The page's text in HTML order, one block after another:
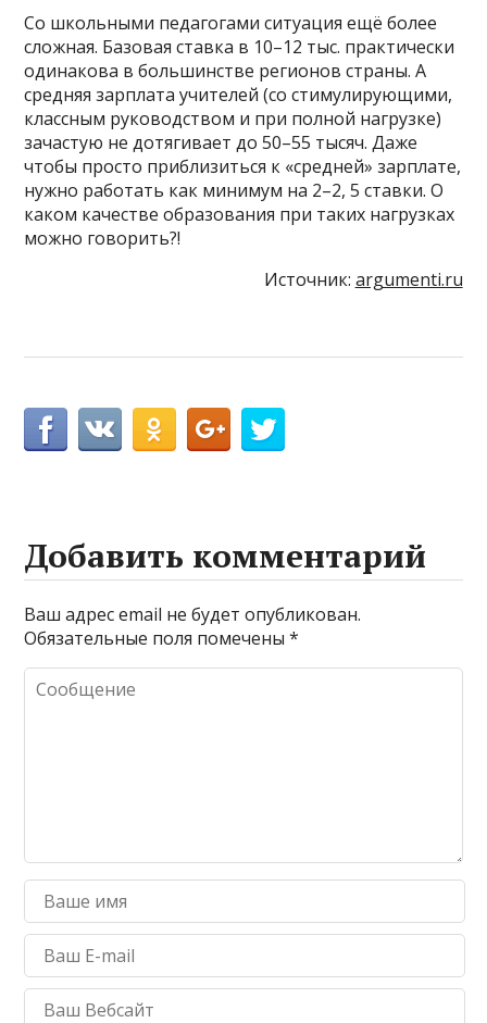
Со школьными педагогами ситуация ещё более
сложная. Базовая ставка в 10–12 тыс. практически
одинакова в большинстве регионов страны. А
средняя зарплата учителей (со стимулирующими,
классным руководством и при полной нагрузке)
зачастую не дотягивает до 50–55 тысяч. Даже
чтобы просто приблизиться к «средней» зарплате,
нужно работать как минимум на 2–2, 5 ставки. О
каком качестве образования при таких нагрузках
можно говорить?!
Источник: argumenti.ru
Добавить комментарий
Ваш адрес email не будет опубликован.
Обязательные поля помечены*